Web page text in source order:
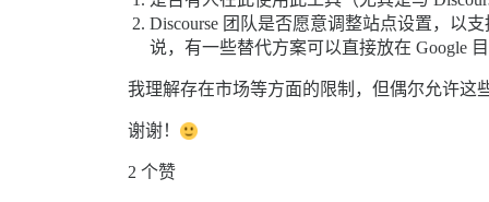
Discourse 团队是否愿意调整站点设置，以
说，有一些替代方案可以直接放在 Google
我理解存在市场等方面的限制，但偶尔允许
谢谢！
2 个赞